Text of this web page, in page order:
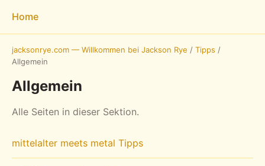
Home
jacksonrye.com — Willkommen bei Jackson Rye / Tipps /
Allgemein
Allgemein
Alle Seiten in dieser Sektion.
mittelalter meets metal Tipps